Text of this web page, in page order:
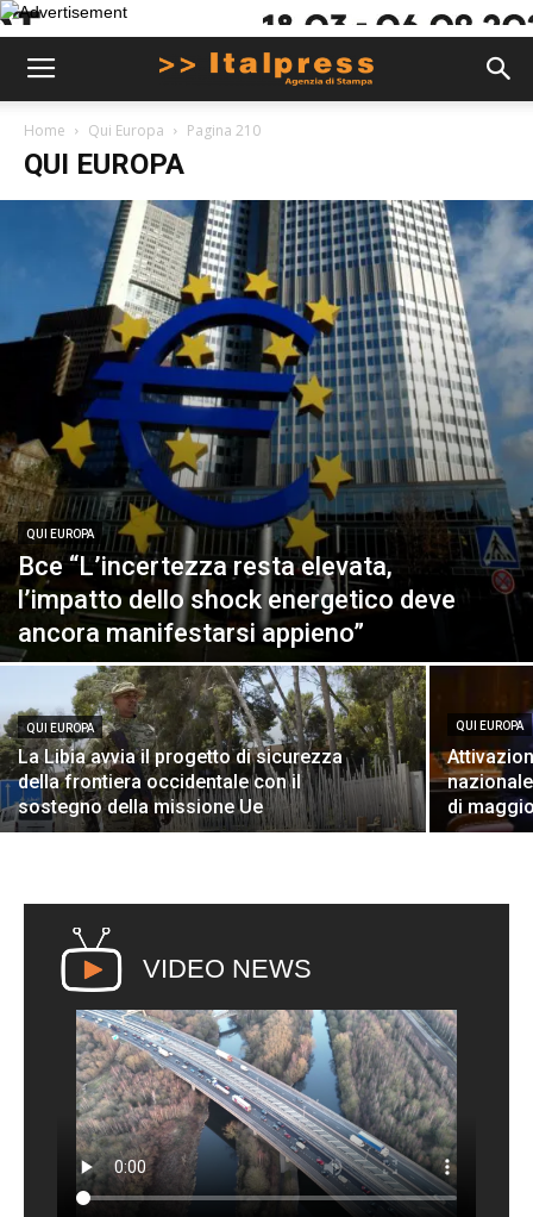
Home Qui Europa Pagina 210
QUI EUROPA
QUI EUROPA
Bce “L’incertezza resta elevata,
l’impatto dello shock energetico deve
ancora manifestarsi appieno”
QUI EUROPA
La Libia avvia il progetto di sicurezza
della frontiera occidentale con il
sostegno della missione Ue
QUI EUROPA
di
VIDEO NEWS